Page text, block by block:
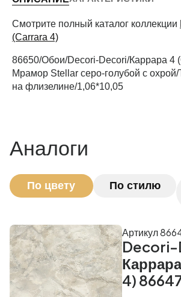
Периметр комнаты (м)
Рассчитать
Смотрите полный каталог коллекции
(Carrara 4)
86650/Обои/Decori-Decori/Каррара 4
Мрамор Stellar серо-голубой с
на флизелине/1,06*10,05
Аналоги
По цвету По стилю
4)
Артикул